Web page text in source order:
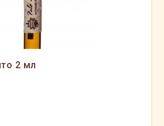
2 мл